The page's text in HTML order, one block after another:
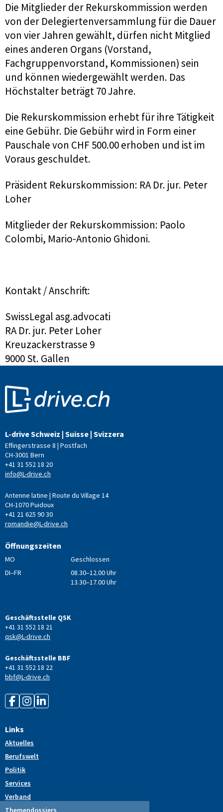
Die Mitglieder der Rekurskommission werden
von der Delegiertenversammlung für die Dauer
von vier Jahren gewählt, dürfen nicht Mitglied
eines anderen Organs (Vorstand,
Fachgruppenvorstand, Kommissionen) sein
und können wiedergewählt werden. Das
Höchstalter beträgt 70 Jahre.
Die Rekurskommission erhebt für ihre Tätigkeit
eine Gebühr. Die Gebühr wird in Form einer
Pauschale von CHF 500.00 erhoben und ist im
Voraus geschuldet.
Präsident Rekurskommission: RA Dr. jur. Peter
Loher
Mitglieder der Rekurskommission: Paolo
Colombi, Mario-Antonio Ghidoni.
Kontakt / Anschrift:
SwissLegal asg.advocati
RA Dr. jur. Peter Loher
Kreuzackerstrasse 9
9000 St. Gallen
L-drive Schweiz | Suisse | Svizzera
Effingerstrasse 8 | Postfach
CH-3001 Bern
+41 31 552 18 20
info@L-drive.ch
Antenne latine | Route du Village 14
CH-1070 Puidoux
+41 21 625 90 30
romandie@L-drive.ch
Öffnungszeiten
MO
Geschlossen
DI–FR
08.30–12.00 Uhr
13.30–17.00 Uhr
Geschäftsstelle QSK
+41 31 552 18 21
qsk@L-drive.ch
Geschäftsstelle BBF
+41 31 552 18 22
bbf@L-drive.ch
Links
Aktuelles
Berufswelt
Politik
Services
Verband
Themendossiers